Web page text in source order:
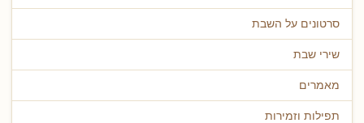
סרטונים על השבת
שירי שבת
מאמרים
תפילות וזמירות